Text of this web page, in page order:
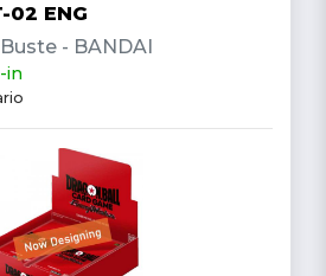
ENG
- BANDAI
in